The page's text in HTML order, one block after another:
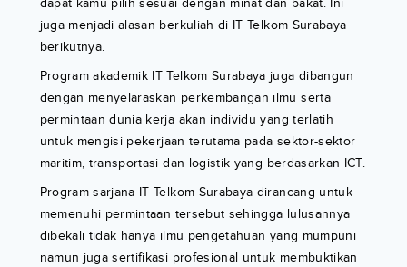
dapat kamu pilih sesuai dengan minat dan bakat. Ini
juga menjadi alasan berkuliah di IT Telkom Surabaya
berikutnya.
Program akademik IT Telkom Surabaya juga dibangun
dengan menyelaraskan perkembangan ilmu serta
permintaan dunia kerja akan individu yang terlatih
untuk mengisi pekerjaan terutama pada sektor-sektor
maritim, transportasi dan logistik yang berdasarkan ICT.
Program sarjana IT Telkom Surabaya dirancang untuk
memenuhi permintaan tersebut sehingga lulusannya
dibekali tidak hanya ilmu pengetahuan yang mumpuni
namun juga sertifikasi profesional untuk membuktikan